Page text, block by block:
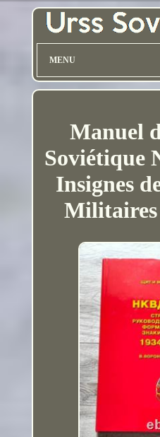
MENU
Manuel
Soviétique
Insignes
Militaires